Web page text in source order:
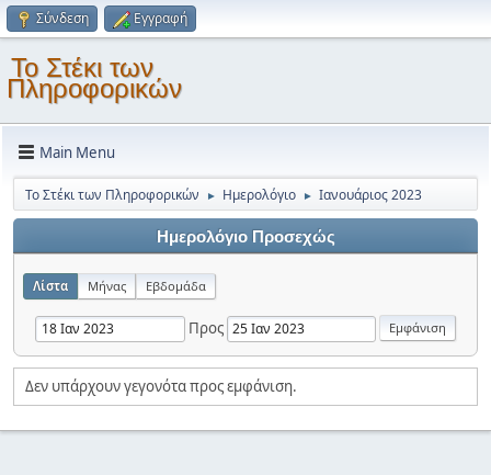
Σύνδεση Εγγραφή
Το Στέκι των
Πληροφορικών
Main Menu
Το Στέκι των Πληροφορικών ► Ημερολόγιο ► Ιανουάριος 2023
Ημερολόγιο Προσεχώς
Λίστα Μήνας Εβδομάδα
Προς
Δεν υπάρχουν γεγονότα προς εμφάνιση.